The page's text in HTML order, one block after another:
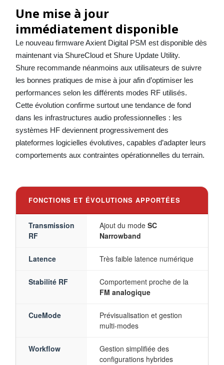
Une mise à jour
immédiatement disponible
Le nouveau firmware Axient Digital PSM est disponible dès
maintenant via ShureCloud et Shure Update Utility.
Shure recommande néanmoins aux utilisateurs de suivre
les bonnes pratiques de mise à jour afin d’optimiser les
performances selon les différents modes RF utilisés.
Cette évolution confirme surtout une tendance de fond
dans les infrastructures audio professionnelles : les
systèmes HF deviennent progressivement des
plateformes logicielles évolutives, capables d’adapter leurs
comportements aux contraintes opérationnelles du terrain.
FONCTIONS ET ÉVOLUTIONS APPORTÉES
Transmission
RF
Ajout du mode SC
Narrowband
Latence Très faible latence numérique
Stabilité RF
Comportement proche de la
FM analogique
CueMode
Prévisualisation et gestion
multi-modes
Workflow
Gestion simplifiée des
configurations hybrides